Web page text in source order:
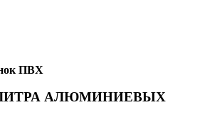
ПВХ
АЛЮМИНИЕВЫХ